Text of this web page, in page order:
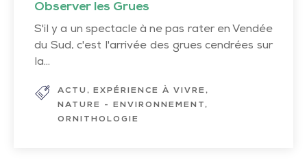
Observer les Grues
S'il y a un spectacle à ne pas rater en Vendée
du Sud, c'est l'arrivée des grues cendrées sur
la...
ACTU
EXPÉRIENCE À VIVRE
NATURE - ENVIRONNEMENT
ORNITHOLOGIE